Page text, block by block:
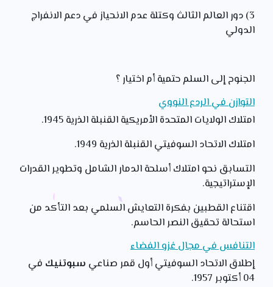
3) دور العالم الثالث وكتلة عدم الانحياز في دعم الانفراج
الدولي
الجنوح إلى السلم حتمية أم اختيار ؟
التوازن في الردع النووي
امتلاك الولايات المتحدة الأمريكية القنبلة الذرية 1945.
امتلاك الاتحاد السوفيتي القنبلة الذرية 1949.
التسابق نحو امتلاك أسلحة الدمار الشامل وتطوير القدرات
الإستراتيجية.
اقتناع القطبين بفكرة التعايش السلمي بعد التأكد من
استحالة تحقيق النصر الحاسم.
التنافس في مجال غزو الفضاء
إطلاق الاتحاد السوفيتي أول قمر صناعي سبوتنيك في
04 أكتوبر 1957.